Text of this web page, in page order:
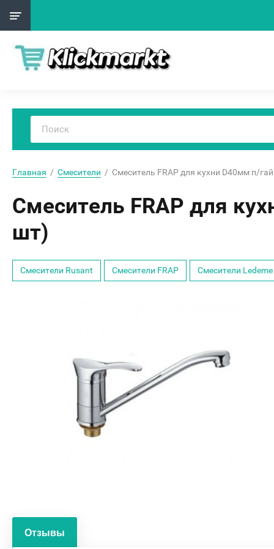
Главная
  /
Смесители
/  Смеситель FRAP для кухни D40мм п/
Смеситель FRAP для
шт)
Смесители Rusant Смесители FRAP Смесители Ledeme
Отзывы